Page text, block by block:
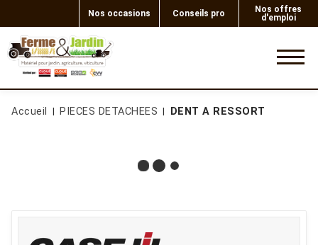
Nos occasions Conseils pro
Nos offres
d'emploi
Accueil PIECES DETACHEES DENT A RESSORT